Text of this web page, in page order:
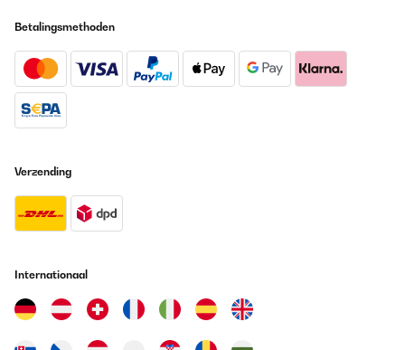
Betalingsmethoden
Verzending
Internationaal